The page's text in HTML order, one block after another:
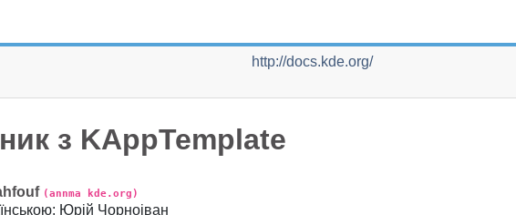
http://docs.kde.org/
з KAppTemplate
(annma kde.org)
: Юрій Чорноіван